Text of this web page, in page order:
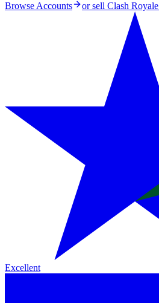
Browse Accounts or sell Clash Royale
Excellent